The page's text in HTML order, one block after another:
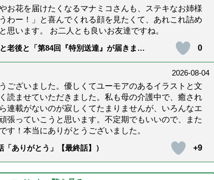
お花を届けたくなるマナミコさんも、ステキなお姉様
わー！」と喜んでくれる顔を見たくて、あれこれ詰め
思います。 お二人とも良いお友達ですね。
老後と「第84回『特別送達』が届きまし
0
2026-08-04
ございました。優しくてユーモアのあるイラストと文
読ませていただきました。私も母の介護中で、癒され
連載がないのが寂しくてたまりませんが、いろんなエ
張っていこうと思います。不定期でもいいので、また
す！本当にありがとうございました。
ありがとう」【最終話】）
+9